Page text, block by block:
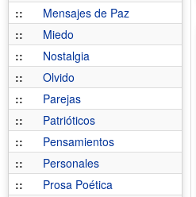
::
Mensajes de Paz
::
Miedo
::
Nostalgia
::
Olvido
::
Parejas
::
Patrióticos
::
Pensamientos
::
Personales
::
Prosa Poética